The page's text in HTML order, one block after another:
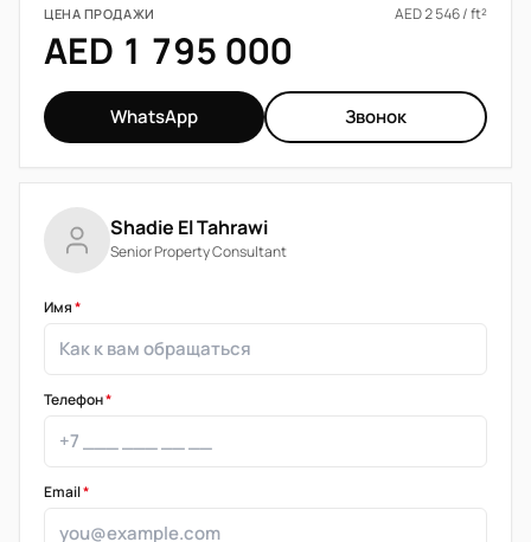
ЦЕНА ПРОДАЖИ AED 2 546 / ft²
AED 1 795 000
WhatsApp Звонок
Shadie El Tahrawi
Senior Property Consultant
Имя*
Телефон*
Email*